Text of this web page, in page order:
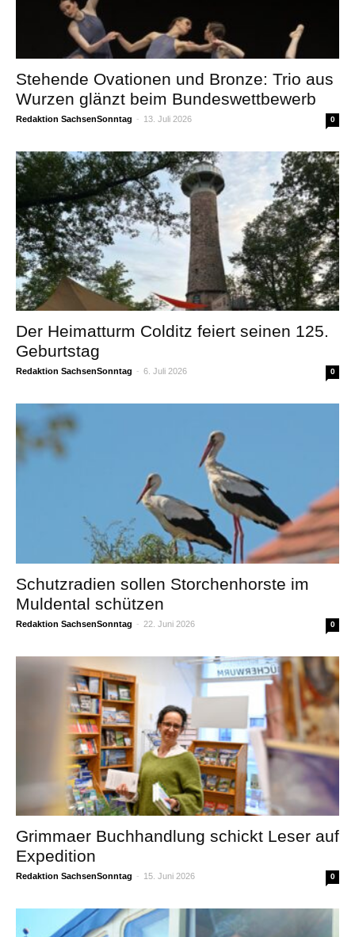
Stehende Ovationen und Bronze: Trio aus
Wurzen glänzt beim Bundeswettbewerb
Redaktion SachsenSonntag - 13. Juli 2026 0
Der Heimatturm Colditz feiert seinen 125.
Geburtstag
Redaktion SachsenSonntag - 6. Juli 2026 0
Schutzradien sollen Storchenhorste im
Muldental schützen
Redaktion SachsenSonntag - 22. Juni 2026 0
Grimmaer Buchhandlung schickt Leser auf
Expedition
Redaktion SachsenSonntag - 15. Juni 2026 0